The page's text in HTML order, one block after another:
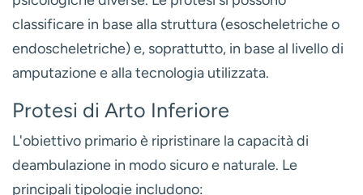
classificare in base alla struttura (esoscheletriche o
endoscheletriche) e, soprattutto, in base al livello di
amputazione e alla tecnologia utilizzata.
Protesi di Arto Inferiore
L'obiettivo primario è ripristinare la capacità di
deambulazione in modo sicuro e naturale. Le
principali tipologie includono: